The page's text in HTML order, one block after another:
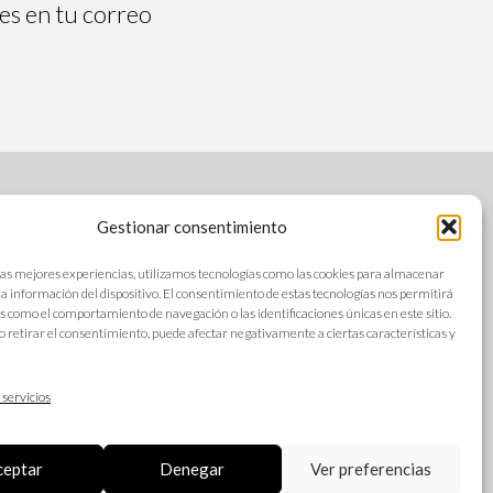
Gestionar consentimiento
mejores experiencias, utilizamos tecnologías como las cookies para almacenar
información del dispositivo. El consentimiento de estas tecnologías nos permitirá
como el comportamiento de navegación o las identificaciones únicas en este sitio.
retirar el consentimiento, puede afectar negativamente a ciertas características y
Denegar Ver preferencias
en tu correo